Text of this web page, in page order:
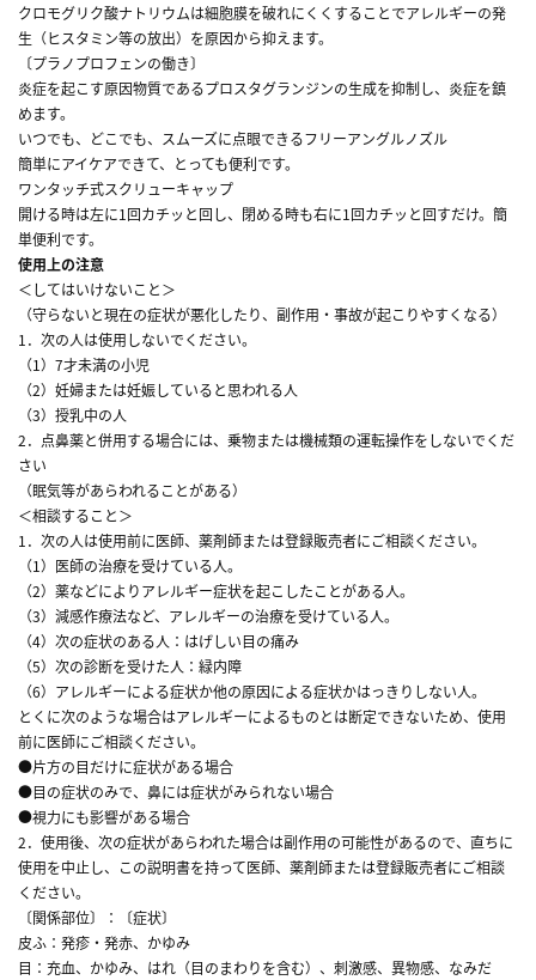
クロモグリク酸ナトリウムは細胞膜を破れにくくすることでアレルギーの発
生（ヒスタミン等の放出）を原因から抑えます。
〔プラノプロフェンの働き〕
炎症を起こす原因物質であるプロスタグランジンの生成を抑制し、炎症を鎮
めます。
いつでも、どこでも、スムーズに点眼できるフリーアングルノズル
簡単にアイケアできて、とっても便利です。
ワンタッチ式スクリューキャップ
開ける時は左に1回カチッと回し、閉める時も右に1回カチッと回すだけ。簡
単便利です。
使用上の注意
＜してはいけないこと＞
（守らないと現在の症状が悪化したり、副作用・事故が起こりやすくなる）
1．次の人は使用しないでください。
（1）7才未満の小児
（2）妊婦または妊娠していると思われる人
（3）授乳中の人
2．点鼻薬と併用する場合には、乗物または機械類の運転操作をしないでくだ
さい
（眠気等があらわれることがある）
＜相談すること＞
1．次の人は使用前に医師、薬剤師または登録販売者にご相談ください。
（1）医師の治療を受けている人。
（2）薬などによりアレルギー症状を起こしたことがある人。
（3）減感作療法など、アレルギーの治療を受けている人。
（4）次の症状のある人：はげしい目の痛み
（5）次の診断を受けた人：緑内障
（6）アレルギーによる症状か他の原因による症状かはっきりしない人。
とくに次のような場合はアレルギーによるものとは断定できないため、使用
前に医師にご相談ください。
●片方の目だけに症状がある場合
●目の症状のみで、鼻には症状がみられない場合
●視力にも影響がある場合
2．使用後、次の症状があらわれた場合は副作用の可能性があるので、直ちに
使用を中止し、この説明書を持って医師、薬剤師または登録販売者にご相談
ください。
〔関係部位〕：〔症状〕
皮ふ：発疹・発赤、かゆみ
目：充血、かゆみ、はれ（目のまわりを含む）、刺激感、異物感、なみだ